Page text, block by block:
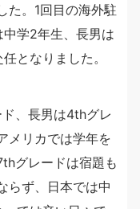
た。1回目の海外駐
学2年生、長男は
となりました。
、長男は4thグレ
メリカでは学年を
グレードは宿題も
らず、日本では中